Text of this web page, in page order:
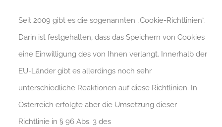
Seit 2009 gibt es die sogenannten „Cookie-Richtlinien“.
Darin ist festgehalten, dass das Speichern von Cookies
eine Einwilligung des von Ihnen verlangt. Innerhalb der
EU-Länder gibt es allerdings noch sehr
unterschiedliche Reaktionen auf diese Richtlinien. In
Österreich erfolgte aber die Umsetzung dieser
Richtlinie in § 96 Abs. 3 des